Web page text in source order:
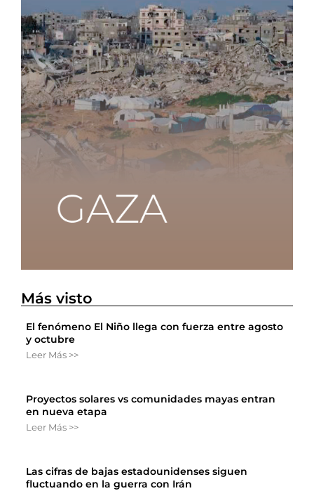
Más visto
El fenómeno El Niño llega con fuerza entre agosto
y octubre
Leer Más >>
Proyectos solares vs comunidades mayas entran
en nueva etapa
Leer Más >>
Las cifras de bajas estadounidenses siguen
fluctuando en la guerra con Irán